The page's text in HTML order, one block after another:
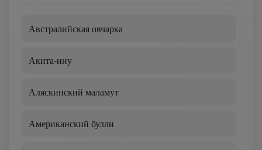
Австралийская овчарка
Акита-ину
Аляскинский маламут
Американский булли